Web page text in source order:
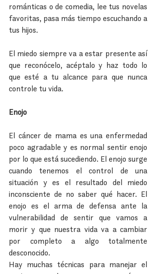
románticas o de comedia, lee tus novelas
favoritas, pasa más tiempo escuchando a
tus hijos.
El miedo siempre va a estar presente así
que reconócelo, acéptalo y haz todo lo
que esté a tu alcance para que nunca
controle tu vida.
Enojo
El cáncer de mama es una enfermedad
poco agradable y es normal sentir enojo
por lo que está sucediendo. El enojo surge
cuando tenemos el control de una
situación y es el resultado del miedo
inconsciente de no saber qué hacer. El
enojo es el arma de defensa ante la
vulnerabilidad de sentir que vamos a
morir y que nuestra vida va a cambiar
por completo a algo totalmente
desconocido.
Hay muchas técnicas para manejar el